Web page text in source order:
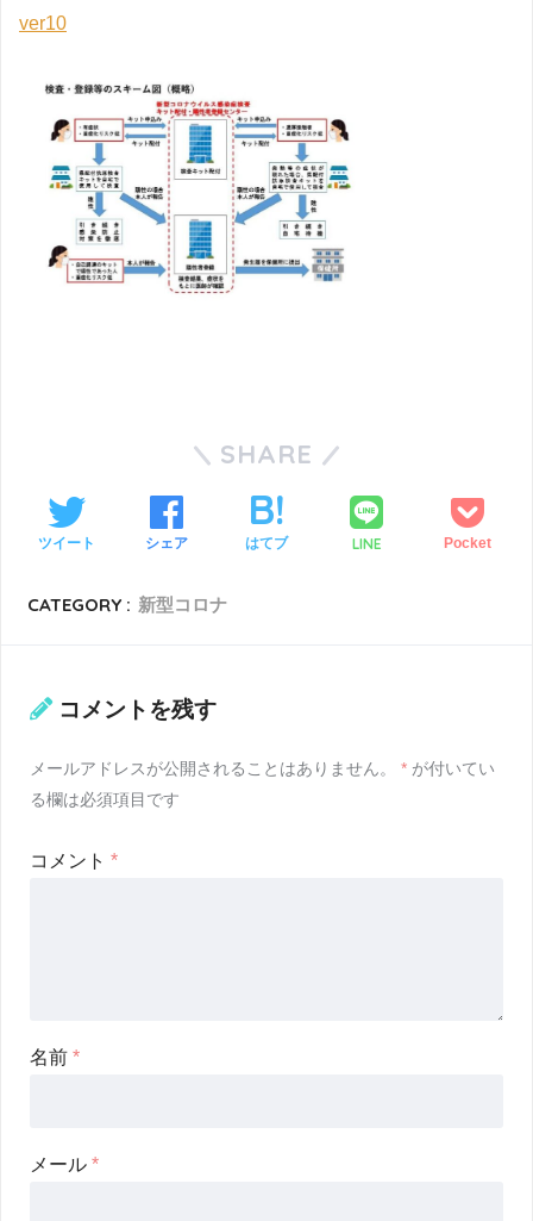
ver10
SHARE
ツイート シェア はてブ LINE Pocket
CATEGORY : 新型コロナ
コメントを残す
メールアドレスが公開されることはありません。 * が付いてい
る欄は必須項目です
コメント *
名前 *
メール *